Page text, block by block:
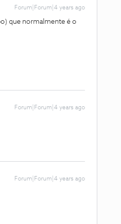
Forum|Forum|4 years ago
que normalmente é o
Forum|Forum|4 years ago
Forum|Forum|4 years ago